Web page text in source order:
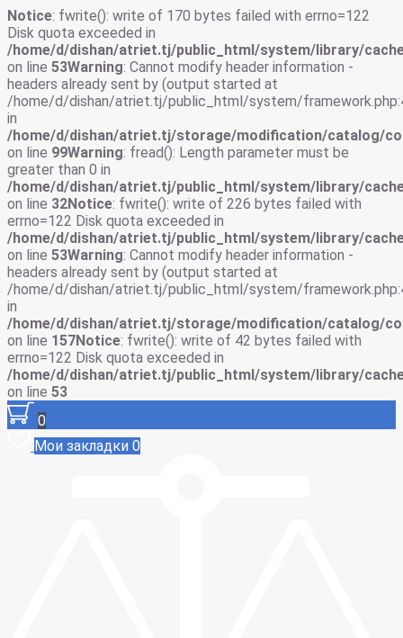
Notice: fwrite(): write of 170 bytes failed with errno=122
Disk quota exceeded in
/home/d/dishan/atriet.tj/public_html/system/library/
on line 53Warning: Cannot modify header information -
headers already sent by (output started at
/home/d/dishan/atriet.tj/public_html/system/
in
/home/d/dishan/atriet.tj/storage/modification/catalog/
on line 99Warning: fread(): Length parameter must be
greater than 0 in
/home/d/dishan/atriet.tj/public_html/system/library/
on line 32Notice: fwrite(): write of 226 bytes failed with
errno=122 Disk quota exceeded in
/home/d/dishan/atriet.tj/public_html/system/library/
on line 53Warning: Cannot modify header information -
headers already sent by (output started at
/home/d/dishan/atriet.tj/public_html/system/
in
/home/d/dishan/atriet.tj/storage/modification/catalog/
on line 157Notice: fwrite(): write of 42 bytes failed with
errno=122 Disk quota exceeded in
/home/d/dishan/atriet.tj/public_html/system/library/
on line 53
0
Мои закладки 0